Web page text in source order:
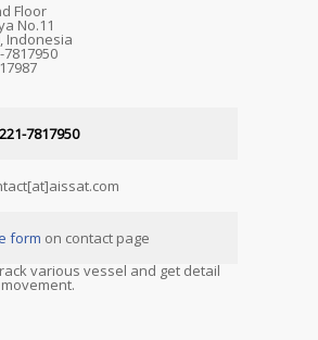
Floor
No.11
Indonesia
7817950
form on contact page
various vessel and get detail